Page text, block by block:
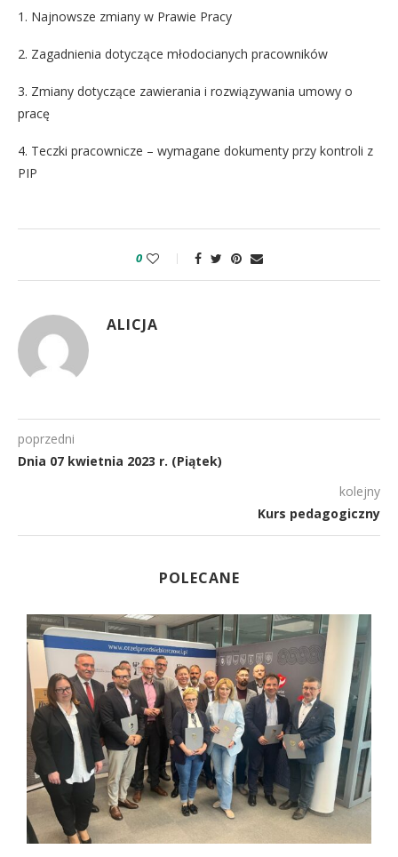
1. Najnowsze zmiany w Prawie Pracy
2. Zagadnienia dotyczące młodocianych pracowników
3. Zmiany dotyczące zawierania i rozwiązywania umowy o
pracę
4. Teczki pracownicze – wymagane dokumenty przy kontroli z
PIP
0
ALICJA
poprzedni
Dnia 07 kwietnia 2023 r. (Piątek)
kolejny
Kurs pedagogiczny
POLECANE